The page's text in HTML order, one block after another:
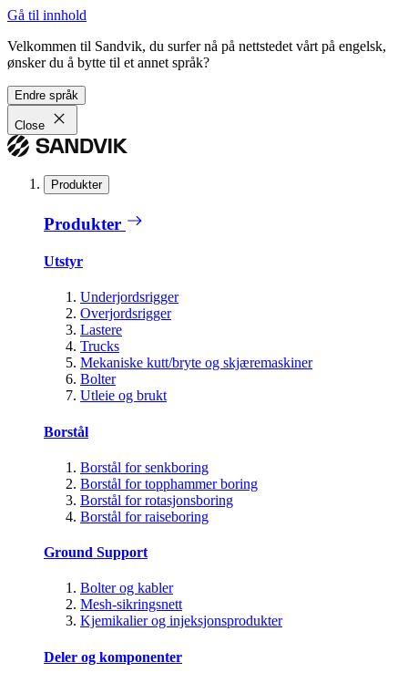
Gå til innhold
Velkommen til Sandvik, du surfer nå på nettstedet vårt på engelsk,
ønsker du å bytte til et annet språk?
Endre språk
Close
Produkter
Produkter
Utstyr
Underjordsrigger
Overjordsrigger
Lastere
Trucks
Mekaniske kutt/bryte og skjæremaskiner
Bolter
Utleie og brukt
Borstål
Borstål for senkboring
Borstål for topphammer boring
Borstål for rotasjonsboring
Borstål for raiseboring
Ground Support
Bolter og kabler
Mesh-sikringsnett
Kjemikalier og injeksjonsprodukter
Deler og komponenter